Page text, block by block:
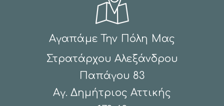
Αγαπάμε Την Πόλη Μας
Στρατάρχου Αλεξάνδρου
Παπάγου 83
Αγ. Δημήτριος Αττικής